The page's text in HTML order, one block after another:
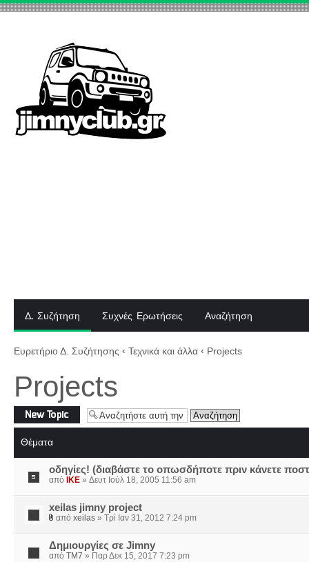
Δ. Συζήτηση Συχνές Ερωτήσεις Αναζήτηση
Ευρετήριο Δ. Συζήτησης ‹ Τεχνικά και άλλα ‹ Projects
Projects
Δημιουργία νέου
θέματος
Θέματα
οδηγίες! (διαβάστε το οπωσδήποτε πριν κάνετε
από IKE » Δευτ Ιούλ 18, 2005 11:56 am
xeilas jimny project
από xeilas » Τρί Ιαν 31, 2012 7:24 pm
Δημιουργίες σε Jimny
από TM7 » Παρ Δεκ 15, 2017 7:23 pm